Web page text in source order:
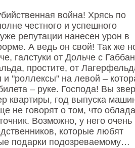
война! Хрясь по
честного и успешного
репутации нанесен урон в
А ведь он свой! Так же
галстуки от Дольче с
простите, от
и "роллексы" на левой –
– руке. Господа! Вы
квартиры, год выпуска
не говорят о том, что
Возможно, у него очень
которые любят
подарки подозреваемому…